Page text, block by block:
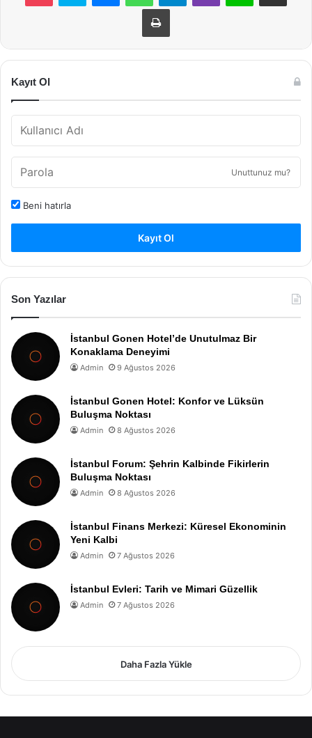
Yazdır
Kayıt Ol
Unuttunuz mu?
Beni hatırla
Kayıt Ol
Son Yazılar
İstanbul Gonen Hotel’de Unutulmaz Bir
Konaklama Deneyimi
Admin 9 Ağustos 2026
İstanbul Gonen Hotel: Konfor ve Lüksün
Buluşma Noktası
Admin 8 Ağustos 2026
İstanbul Forum: Şehrin Kalbinde Fikirlerin
Buluşma Noktası
Admin 8 Ağustos 2026
İstanbul Finans Merkezi: Küresel Ekonominin
Yeni Kalbi
Admin 7 Ağustos 2026
İstanbul Evleri: Tarih ve Mimari Güzellik
Admin 7 Ağustos 2026
Daha Fazla Yükle